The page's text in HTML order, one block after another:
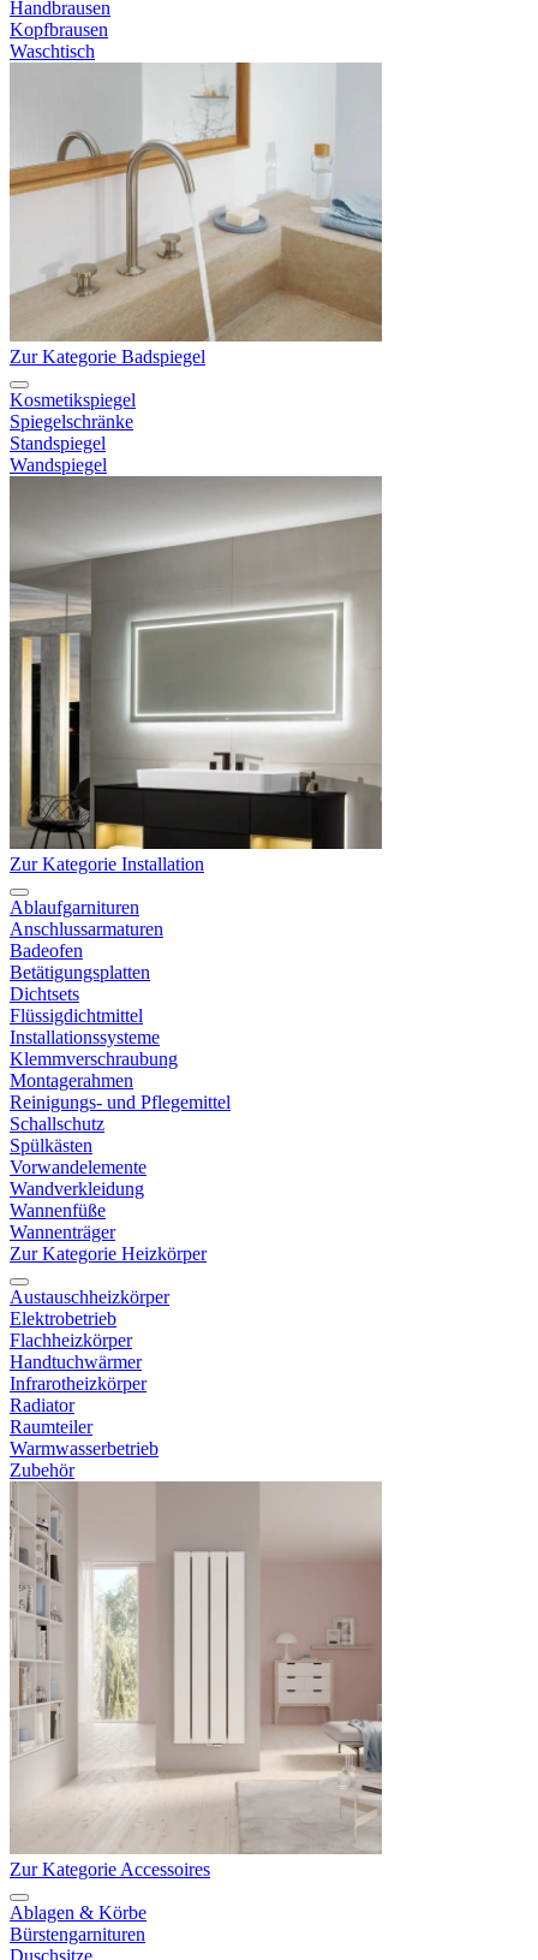
Handbrausen
Kopfbrausen
Waschtisch
Zur Kategorie Badspiegel
Kosmetikspiegel
Spiegelschränke
Standspiegel
Wandspiegel
Zur Kategorie Installation
Ablaufgarnituren
Anschlussarmaturen
Badeofen
Betätigungsplatten
Dichtsets
Flüssigdichtmittel
Installationssysteme
Klemmverschraubung
Montagerahmen
Reinigungs- und Pflegemittel
Schallschutz
Spülkästen
Vorwandelemente
Wandverkleidung
Wannenfüße
Wannenträger
Zur Kategorie Heizkörper
Austauschheizkörper
Elektrobetrieb
Flachheizkörper
Handtuchwärmer
Infrarotheizkörper
Radiator
Raumteiler
Warmwasserbetrieb
Zubehör
Zur Kategorie Accessoires
Ablagen & Körbe
Bürstengarnituren